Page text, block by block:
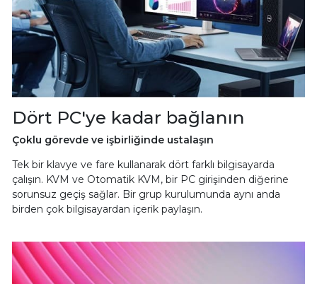
Dört PC'ye kadar bağlanın
Çoklu görevde ve işbirliğinde ustalaşın
Tek bir klavye ve fare kullanarak dört farklı bilgisayarda
çalışın. KVM ve Otomatik KVM, bir PC girişinden diğerine
sorunsuz geçiş sağlar. Bir grup kurulumunda aynı anda
birden çok bilgisayardan içerik paylaşın.